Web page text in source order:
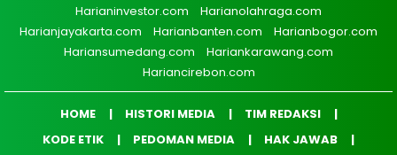
Harianinvestor.com
Harianolahraga.com
Harianjayakarta.com
Harianbanten.com
Harianbogor.com
Hariansumedang.com
Hariankarawang.com
Hariancirebon.com
HOME HISTORI MEDIA
TIM REDAKSI
KODE ETIK
PEDOMAN MEDIA
HAK JAWAB